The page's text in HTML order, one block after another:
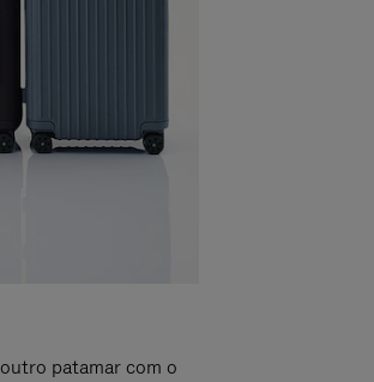
patamar com o